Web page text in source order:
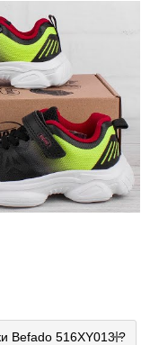
Befado 516XY013 ?